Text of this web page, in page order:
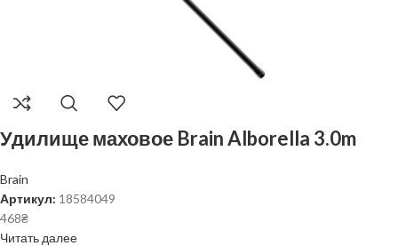
Удилище маховое Brain Alborella 3.0m
Brain
Артикул: 18584049
468₴
Читать далее